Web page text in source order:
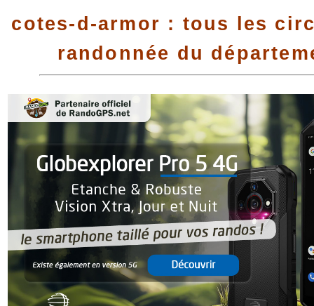
cotes-d-armor : tous les
randonnée du